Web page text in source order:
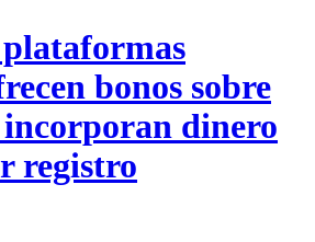
bonos sobre
dinero
registro